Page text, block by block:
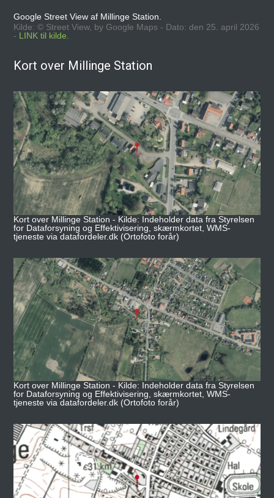
Google Street View af Millinge Station.
Kilde: © Street View, by Google Maps - Dato: den 25. april 2026
- LINK til kilde.
Kort over Millinge Station
Kort over Millinge Station - Kilde: Indeholder data fra Styrelsen
for Dataforsyning og Effektivisering, skærmkortet, WMS-
tjeneste via datafordeler.dk (Ortofoto forår)
Kort over Millinge Station - Kilde: Indeholder data fra Styrelsen
for Dataforsyning og Effektivisering, skærmkortet, WMS-
tjeneste via datafordeler.dk (Ortofoto forår)